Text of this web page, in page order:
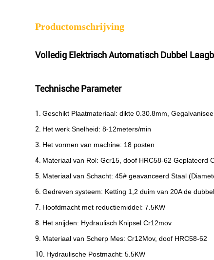
Productomschrijving
Volledig Elektrisch Automatisch Dubbel
Technische Parameter
1. Geschikt Plaatmateriaal: dikte 0.30.8mm,
2. Het werk Snelheid: 8-12meters/min
3. Het vormen van machine: 18 posten
4. Materiaal van Rol: Gcr15, doof HRC58-62 Geplateerd
5. Materiaal van Schacht: 45# geavanceerd Staal
6. Gedreven systeem: Ketting 1,2 duim van 20A de
7. Hoofdmacht met reductiemiddel: 7.5KW
8. Het snijden: Hydraulisch Knipsel Cr12mov
9. Materiaal van Scherp Mes: Cr12Mov, doof HRC58-62
10. Hydraulische Postmacht: 5.5KW